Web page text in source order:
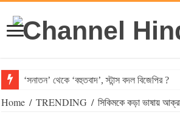
‘সনাতন’ থেকে ‘বহুতবাদ’, স্টান্স বদল বিজেপির ?
Home / TRENDING / সিকিমকে কড়া ভাষায়